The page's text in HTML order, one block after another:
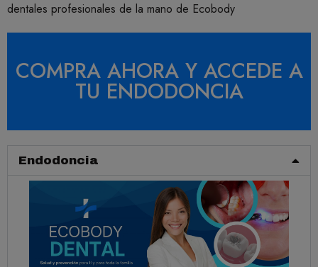
dentales profesionales de la mano de Ecobody
COMPRA AHORA Y ACCEDE A
TU ENDODONCIA
Endodoncia